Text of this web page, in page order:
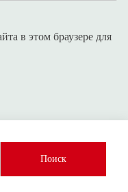
в этом браузере для